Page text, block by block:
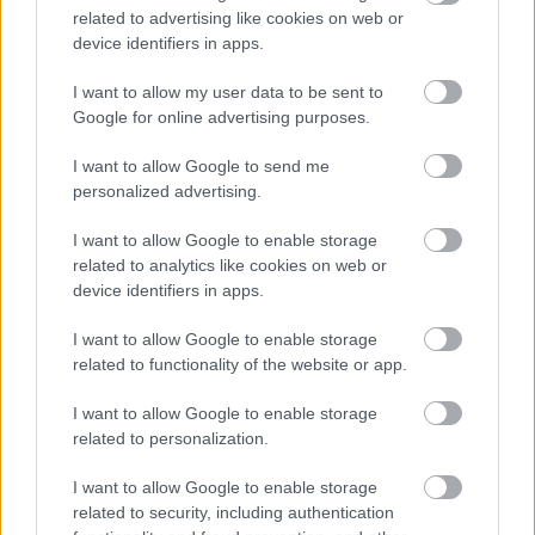
related to advertising like cookies on web or
device identifiers in apps.
I want to allow my user data to be sent to
Google for online advertising purposes.
I want to allow Google to send me
personalized advertising.
I want to allow Google to enable storage
related to analytics like cookies on web or
device identifiers in apps.
I want to allow Google to enable storage
related to functionality of the website or app.
I want to allow Google to enable storage
related to personalization.
I want to allow Google to enable storage
related to security, including authentication
– fogalmazott a csapatfőnök és technikai szakvezető.
Balogh Tamás